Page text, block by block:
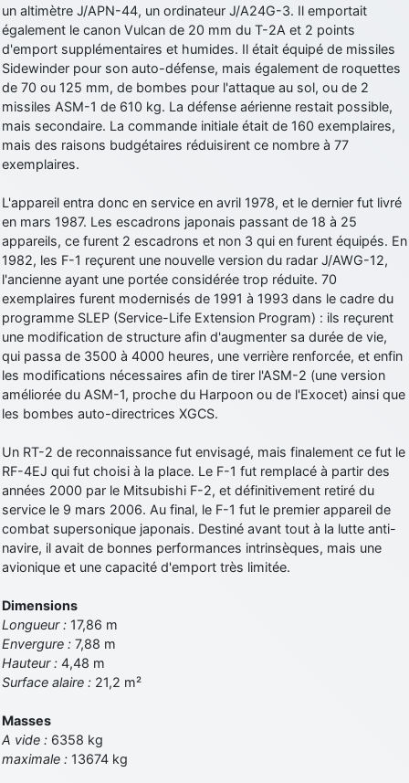
d9pouces: j'ai trouvé un palliatif un peu violent, mais ça devrait aller
un peu mieux
d9pouces: cette fois, c'est le Brésil et Singapour qui mettent le site
par terre
jericho : Ah ben je peux te confirmer que j'étais resté dans le filtre…
d9pouces: Désolé ! Mon filtrage a été un peu trop violent
manifestement
tout voir
un altimètre J/APN-44, un ordinateur J/A24G-3. Il emportait
également le canon Vulcan de 20 mm du T-2A et 2 points
d'emport supplémentaires et humides. Il était équipé de missiles
Sidewinder pour son auto-défense, mais également de roquettes
de 70 ou 125 mm, de bombes pour l'attaque au sol, ou de 2
missiles ASM-1 de 610 kg. La défense aérienne restait possible,
mais secondaire. La commande initiale était de 160 exemplaires,
mais des raisons budgétaires réduisirent ce nombre à 77
exemplaires.
L'appareil entra donc en service en avril 1978, et le dernier fut livré
en mars 1987. Les escadrons japonais passant de 18 à 25
appareils, ce furent 2 escadrons et non 3 qui en furent équipés. En
1982, les F-1 reçurent une nouvelle version du radar J/AWG-12,
l'ancienne ayant une portée considérée trop réduite. 70
exemplaires furent modernisés de 1991 à 1993 dans le cadre du
programme SLEP (Service-Life Extension Program) : ils reçurent
une modification de structure afin d'augmenter sa durée de vie,
qui passa de 3500 à 4000 heures, une verrière renforcée, et enfin
les modifications nécessaires afin de tirer l'ASM-2 (une version
améliorée du ASM-1, proche du Harpoon ou de l'Exocet) ainsi que
les bombes auto-directrices XGCS.
Un RT-2 de reconnaissance fut envisagé, mais finalement ce fut le
RF-4EJ qui fut choisi à la place. Le F-1 fut remplacé à partir des
années 2000 par le Mitsubishi F-2, et définitivement retiré du
service le 9 mars 2006. Au final, le F-1 fut le premier appareil de
combat supersonique japonais. Destiné avant tout à la lutte anti-
navire, il avait de bonnes performances intrinsèques, mais une
avionique et une capacité d'emport très limitée.
Dimensions
Longueur : 17,86 m
Envergure : 7,88 m
Hauteur : 4,48 m
Surface alaire : 21,2 m²
Masses
A vide : 6358 kg
maximale : 13674 kg